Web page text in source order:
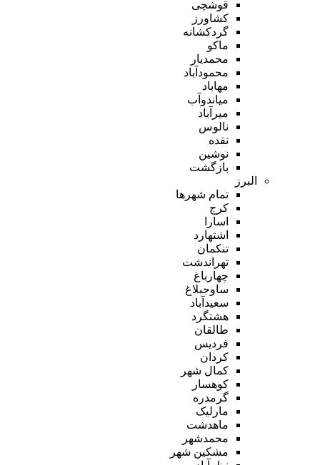
قوشچی
کشاورز
گردکشانه
ماکو
محمدیار
محمودآباد
مهاباد
میاندوآب
میرآباد
نالوس
نقده
نوشین
بازگشت
البرز
تمام شهر‌ها
کرج
اسارا
اشتهارد
تنکمان
تهراندشت
چهارباغ
ساوجبلاغ
سعیدآباد
هشتگرد
طالقان
فردیس
کردان
کمال شهر
کوهسار
گرمدره
مارلیک
ماهدشت
محمدشهر
مشکین شهر